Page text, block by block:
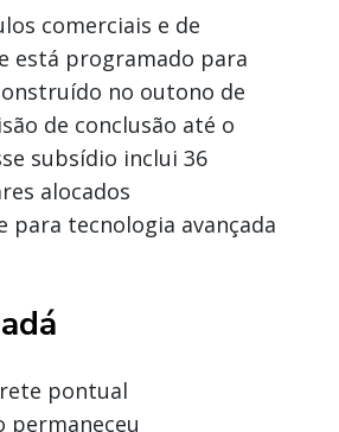
comerciais e de
está programado para
no outono de
de conclusão até o
subsídio inclui 36
alocados
para tecnologia avançada
pontual